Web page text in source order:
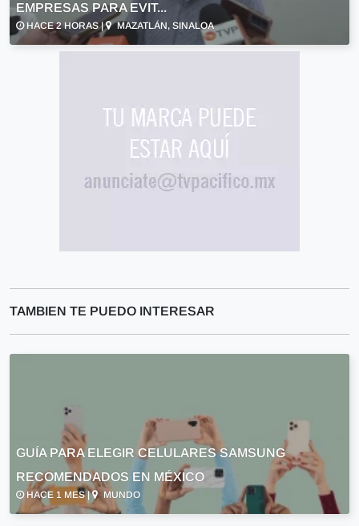
EMPRESAS PARA EVIT...
HACE 2 HORAS | MAZATLÁN, SINALOA
TAMBIEN TE PUEDO INTERESAR
GUÍA PARA ELEGIR CELULARES SAMSUNG
RECOMENDADOS EN MÉXICO
HACE 1 MES | MUNDO